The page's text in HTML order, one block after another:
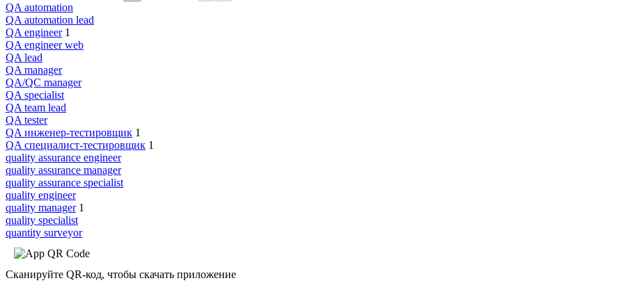
QA automation
QA automation lead
QA engineer 1
QA engineer web
QA lead
QA manager
QA/QC manager
QA specialist
QA team lead
QA tester
QA инженер-тестировщик 1
QA специалист-тестировщик 1
quality assurance engineer
quality assurance manager
quality assurance specialist
quality engineer
quality manager 1
quality specialist
quantity surveyor
Сканируйте QR-код, чтобы скачать приложение